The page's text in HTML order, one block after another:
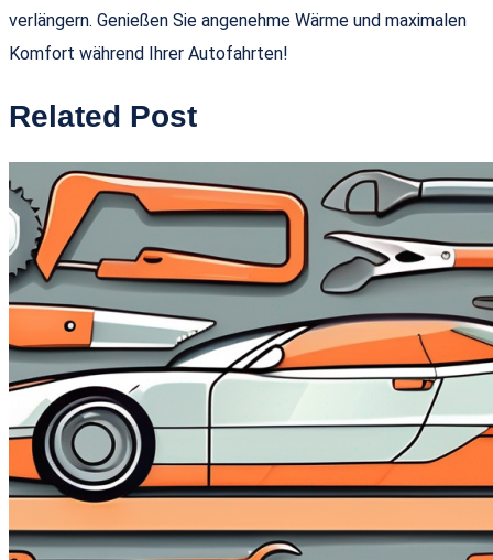
verlängern. Genießen Sie angenehme Wärme und maximalen
Komfort während Ihrer Autofahrten!
Related Post